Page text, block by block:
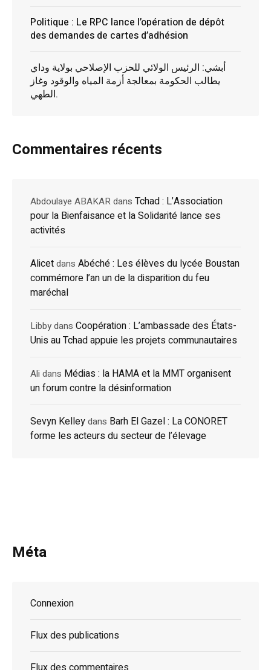
Politique : Le RPC lance l’opération de dépôt
des demandes de cartes d’adhésion
أبشي: الرئيس الولائي للحزب الإصلاحي بولاية وداي
يطالب الحكومة بمعالجة أزمة المياه والوقود وغاز
الطهي.
Commentaires récents
Abdoulaye ABAKARdans Tchad : L’Association
pour la Bienfaisance et la Solidarité lance ses
activités
Alicetdans Abéché : Les élèves du lycée Boustan
commémore l’an un de la disparition du feu
maréchal
Libbydans Coopération : L’ambassade des États-
Unis au Tchad appuie les projets communautaires
Ali dans Médias : la HAMA et la MMT organisent
un forum contre la désinformation
Sevyn Kelleydans Barh El Gazel : La CONORET
forme les acteurs du secteur de l’élevage
Méta
Connexion
Flux des publications